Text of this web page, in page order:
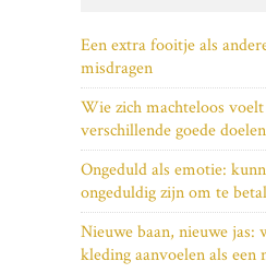
Een extra fooitje als
misdragen
Wie zich machteloos
verschillende goede doelen
Ongeduld als emotie:
ongeduldig zijn om te
Nieuwe baan, nieuwe jas:
kleding aanvoelen als een